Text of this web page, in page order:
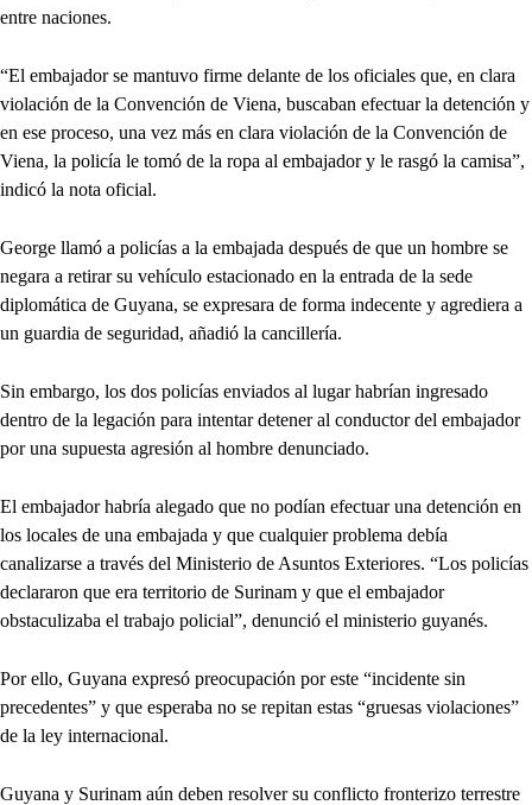
entre naciones.
“El embajador se mantuvo firme delante de los oficiales que, en clara
violación de la Convención de Viena, buscaban efectuar la detención y
en ese proceso, una vez más en clara violación de la Convención de
Viena, la policía le tomó de la ropa al embajador y le rasgó la camisa”,
indicó la nota oficial.
George llamó a policías a la embajada después de que un hombre se
negara a retirar su vehículo estacionado en la entrada de la sede
diplomática de Guyana, se expresara de forma indecente y agrediera a
un guardia de seguridad, añadió la cancillería.
Sin embargo, los dos policías enviados al lugar habrían ingresado
dentro de la legación para intentar detener al conductor del embajador
por una supuesta agresión al hombre denunciado.
El embajador habría alegado que no podían efectuar una detención en
los locales de una embajada y que cualquier problema debía
canalizarse a través del Ministerio de Asuntos Exteriores. “Los policías
declararon que era territorio de Surinam y que el embajador
obstaculizaba el trabajo policial”, denunció el ministerio guyanés.
Por ello, Guyana expresó preocupación por este “incidente sin
precedentes” y que esperaba no se repitan estas “gruesas violaciones”
de la ley internacional.
Guyana y Surinam aún deben resolver su conflicto fronterizo terrestre